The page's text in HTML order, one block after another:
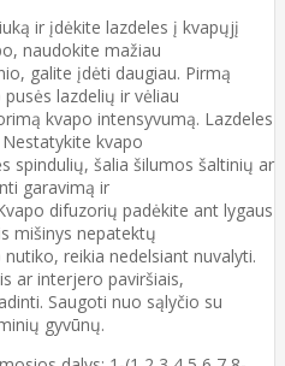
ir įdėkite lazdeles į kvapųjį
naudokite mažiau
galite įdėti daugiau. Pirmą
lazdelių ir vėliau
kvapo intensyvumą. Lazdeles
kvapo
spindulių, šalia šilumos šaltinių ar
garavimą ir
difuzorių padėkite ant lygaus
mišinys nepatektų
reikia nedelsiant nuvalyti.
ar interjero paviršiais,
Saugoti nuo sąlyčio su
gyvūnų.